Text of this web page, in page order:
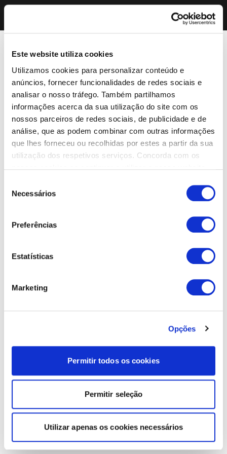
Este website utiliza cookies
Utilizamos cookies para personalizar conteúdo e
anúncios, fornecer funcionalidades de redes sociais e
analisar o nosso tráfego. Também partilhamos
informações acerca da sua utilização do site com os
nossos parceiros de redes sociais, de publicidade e de
análise, que as podem combinar com outras informações
que lhes forneceu ou recolhidas por estes a partir da sua
utilização dos respetivos serviços. Concorda com os
Necessários
Preferências
Estatísticas
Marketing
Opções
Permitir todos os cookies
Permitir seleção
Utilizar apenas os cookies necessários